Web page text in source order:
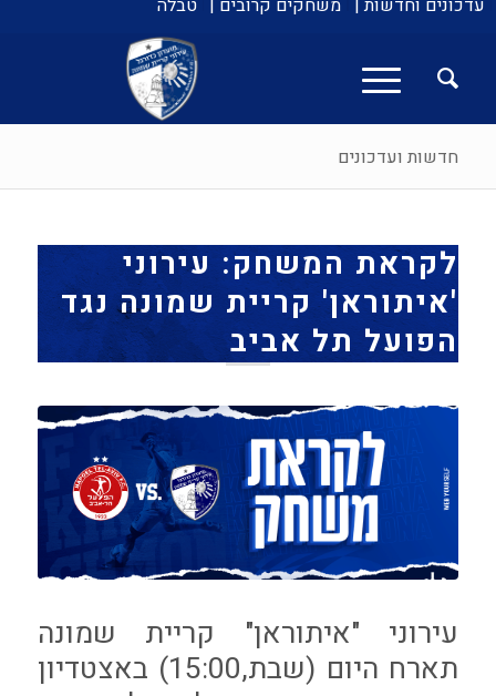
עדכונים וחדשות | משחקים קרובים | טבלה
חדשות ועדכונים
לקראת המשחק: עירוני
'איתוראן' קריית שמונה נגד
הפועל תל אביב
עירוני "איתוראן" קריית שמונה
תארח היום (שבת,15:00) באצטדיון